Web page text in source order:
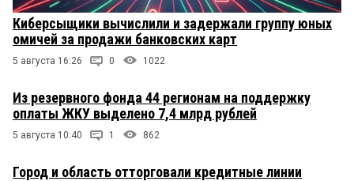
Киберсыщики вычислили и задержали группу юных
омичей за продажи банковских карт
5 августа 16:26 0 1022
Из резервного фонда 44 регионам на поддержку
оплаты ЖКУ выделено 7,4 млрд рублей
5 августа 10:40 1 862
Город и область отторговали кредитные линии